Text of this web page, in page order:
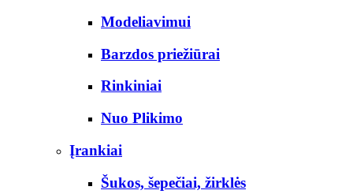
Modeliavimui
Barzdos priežiūrai
Rinkiniai
Nuo Plikimo
Įrankiai
Šukos, šepečiai, žirklės